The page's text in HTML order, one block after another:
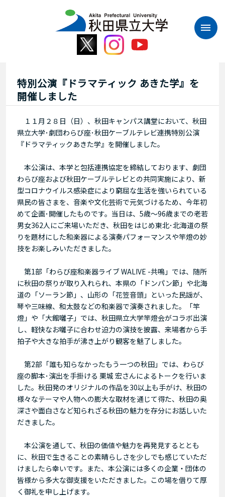
特別公演『ドラマティック あきた学』を
開催しました
１１月２８日（日）、秋田キャンパス講堂において、秋田
県立大学･劇団わらび座･秋田ケーブルテレビ連携特別公演
『ドラマティックあきた学』を開催しました。
本公演は、本学と包括連携協定を締結しております、劇団
わらび座および秋田ケーブルテレビとの共同実施により、新
型コロナウイルス感染症により窮屈な生活を強いられている
県民の皆さまを、音楽や文化芸術で元気づけるため、今年初
めて企画･開催したものです。当日は、5歳～96歳までの老若
男女362人にご来場いただき、秋田をはじめ東北･北海道の祭
りを題材にした和楽器による演奏パフォーマンスや竿燈の妙
技をお楽しみいただきました。
第1部「わらび座和楽器ライブ WALIVE -共鳴」では、随所
に秋田の祭りが取り入れられ、本県の「ドンパン節」や北海
道の「ソーラン節」、山形の「花笠音頭」といった民謡が、
琴や三味線、和太鼓などの和楽器で演奏されました。「竿
燈」や「大館囃子」では、秋田県立大学竿燈会がコラボ出演
し、軽快なお囃子に合わせ迫力の演技を披露、来場者から手
拍子や大きな拍手が沸き上がり観客を魅了しました。
第2部「誰も知らなかったもう一つの秋田」では、わらび
座の脚本･演出を手掛ける 栗城 宏さんによるトークを行いま
した。秋田発のオリジナルの作品を30以上も手がけ、秋田の
様々なテーマや人物への膨大な取材を通じて得た、秋田の奥
深さや面白さなど知られざる秋田の魅力を存分にお話しいた
だきました。
本公演を通して、秋田の価値や魅力を再発見するととも
に、秋田で生きることの素晴らしさを少しでも感じていただ
けましたら幸いです。また、本公演には多くの企業・団体の
皆様から多大な御支援をいただきました。この場を借りて厚
く御礼を申し上げます。